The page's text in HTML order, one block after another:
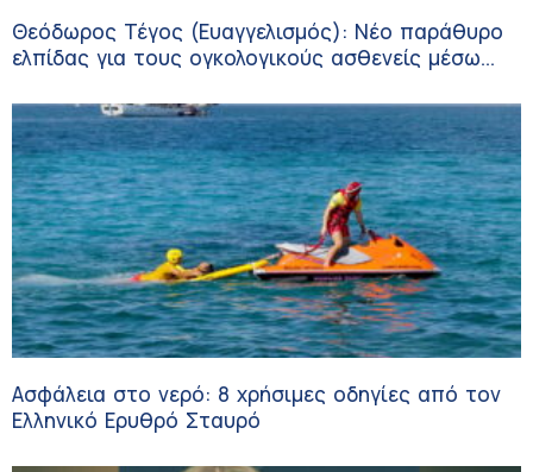
Θεόδωρος Τέγος (Ευαγγελισμός): Νέο παράθυρο
ελπίδας για τους ογκολογικούς ασθενείς μέσω
Ασφάλεια στο νερό: 8 χρήσιμες οδηγίες από τον
Ελληνικό Ερυθρό Σταυρό